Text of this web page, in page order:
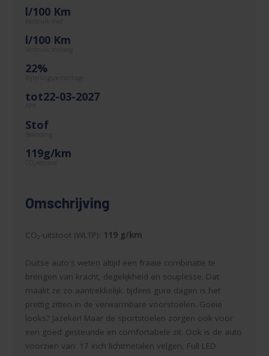
l/100 Km
l/100 Km
Verbruik snelweg
22%
Bijtellingspercentage
tot22-03-2027
Stof
Bekleding
119g/km
Omschrijving
CO₂-uitstoot (WLTP): 119 g/km
Duitse auto's weten altijd een fraaie combinatie te
brengen van kracht, degelijkheid en souplesse. Dat
maakt ze zo aantrekkelijk. tijdens gure dagen is het
prettig zitten in de verwarmbare voorstoelen. Goeie
looks? Jazeker! Maar de sportstoelen zorgen ook voor
een goed gesteunde en comfortabele zit. Ook is de auto
voorzien van: 17 inch lichtmetalen velgen, Full LED